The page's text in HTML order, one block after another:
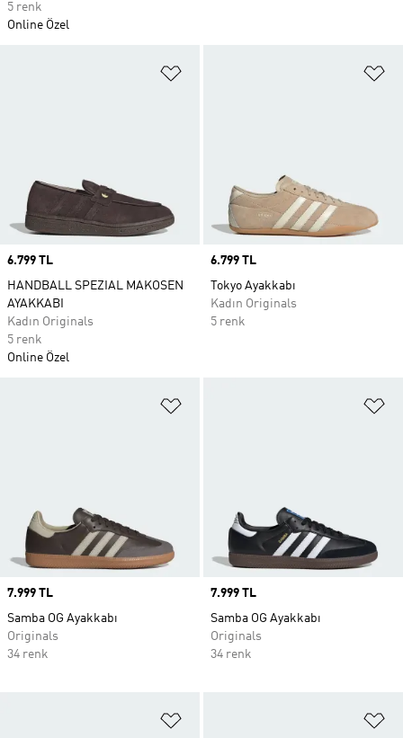
5 renk
Online Özel
Price
6.799 TL
HANDBALL SPEZIAL MAKOSEN
AYAKKABI
Kadın Originals
5 renk
Online Özel
Price
6.799 TL
Tokyo Ayakkabı
Kadın Originals
5 renk
Price
7.999 TL
Samba OG Ayakkabı
Originals
34 renk
Price
7.999 TL
Samba OG Ayakkabı
Originals
34 renk